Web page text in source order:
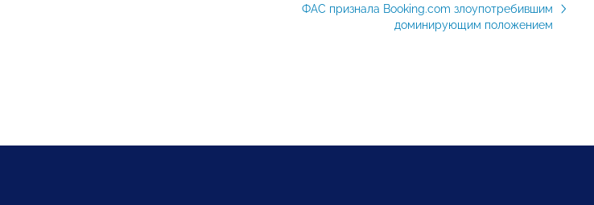
ФАС признала Booking.com злоупотребившим
доминирующим положением